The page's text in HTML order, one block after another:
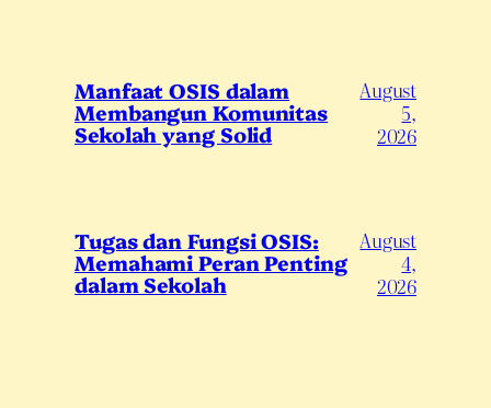
Manfaat OSIS dalam
Membangun Komunitas
Sekolah yang Solid
August
5,
2026
Tugas dan Fungsi OSIS:
Memahami Peran Penting
dalam Sekolah
August
4,
2026